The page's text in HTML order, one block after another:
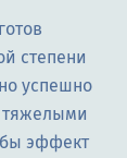
степени
успешно
тяжелыми
эффект